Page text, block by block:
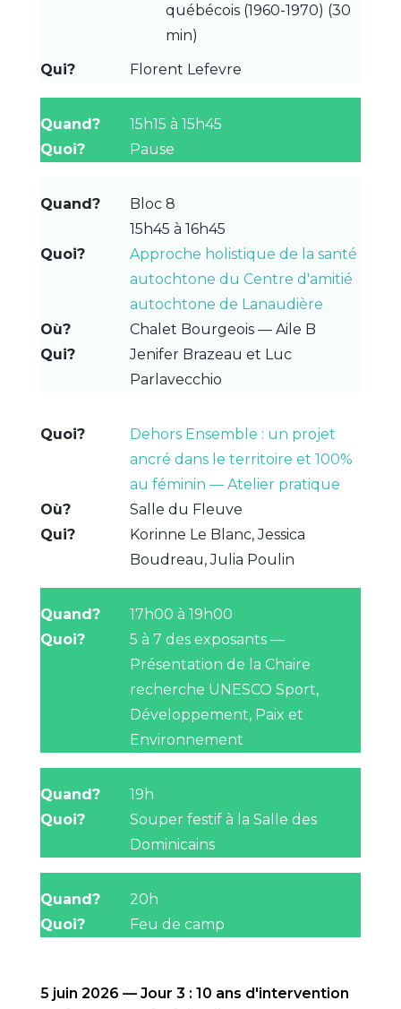
québécois (1960-1970) (30
min)
Florent Lefevre
15h15 à 15h45
Pause
Bloc 8
15h45 à 16h45
Approche holistique de la santé
autochtone du Centre d'amitié
autochtone de Lanaudière
Chalet Bourgeois — Aile B
Jenifer Brazeau et Luc
Parlavecchio
Dehors Ensemble : un projet
ancré dans le territoire et 100%
au féminin — Atelier pratique
Salle du Fleuve
Korinne Le Blanc, Jessica
Boudreau, Julia Poulin
17h00 à 19h00
5 à 7 des exposants —
Présentation de la Chaire
recherche UNESCO Sport,
Développement, Paix et
Environnement
19h
Souper festif à la Salle des
Dominicains
20h
Feu de camp
5 juin 2026 — Jour 3 : 10 ans d'intervention